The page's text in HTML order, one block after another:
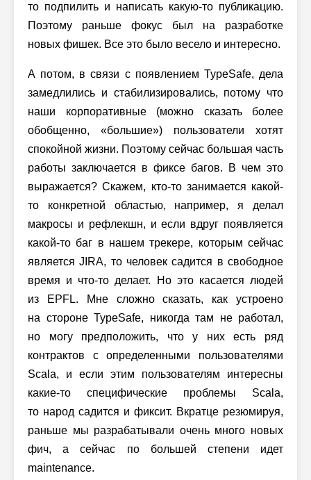
то подпилить и написать какую-то публикацию.
Поэтому раньше фокус был на разработке
новых фишек. Все это было весело и интересно.
А потом, в связи с появлением TypeSafe, дела
замедлились и стабилизировались, потому что
наши корпоративные (можно сказать более
обобщенно, «большие») пользователи хотят
спокойной жизни. Поэтому сейчас большая часть
работы заключается в фиксе багов. В чем это
выражается? Скажем, кто-то занимается какой-
то конкретной областью, например, я делал
макросы и рефлекшн, и если вдруг появляется
какой-то баг в нашем трекере, которым сейчас
является JIRA, то человек садится в свободное
время и что-то делает. Но это касается людей
из EPFL. Мне сложно сказать, как устроено
на стороне TypeSafe, никогда там не работал,
но могу предположить, что у них есть ряд
контрактов с определенными пользователями
Scala, и если этим пользователям интересны
какие-то специфические проблемы Scala,
то народ садится и фиксит. Вкратце резюмируя,
раньше мы разрабатывали очень много новых
фич, а сейчас по большей степени идет
maintenance.